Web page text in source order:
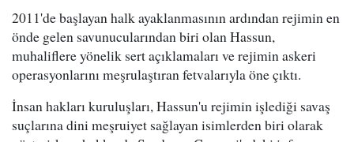
2011'de başlayan halk ayaklanmasının ardından rejimin en
önde gelen savunucularından biri olan Hassun,
muhaliflere yönelik sert açıklamaları ve rejimin askeri
operasyonlarını meşrulaştıran fetvalarıyla öne çıktı.
İnsan hakları kuruluşları, Hassun'u rejimin işlediği savaş
suçlarına dini meşruiyet sağlayan isimlerden biri olarak